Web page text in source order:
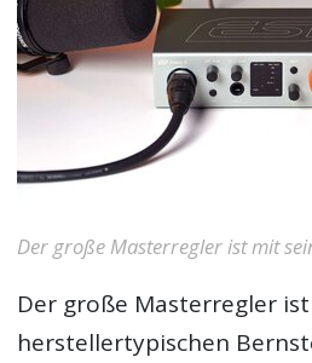
Der große Masterregler ist mit
Der große Masterregler
herstellertypischen